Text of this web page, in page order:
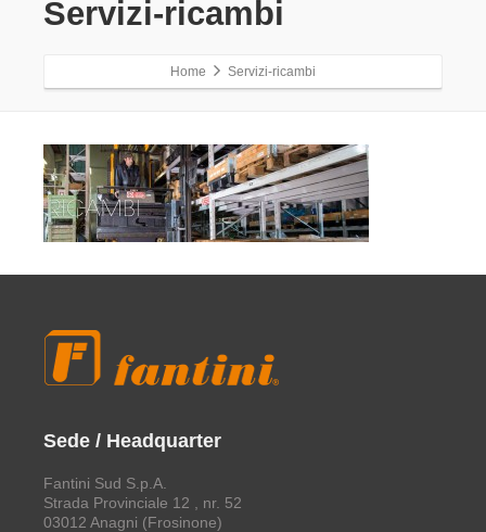
Servizi-ricambi
Home Servizi-ricambi
Sede / Headquarter
Fantini Sud S.p.A.
Strada Provinciale 12 , nr. 52
03012 Anagni (Frosinone)